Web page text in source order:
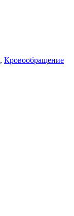
, Кровообращение